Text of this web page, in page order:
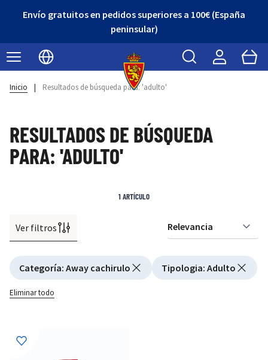
Envío gratuitos en pedidos superiores a 100€ (España
peninsular)
Seleccionar idioma
Buscar Cart
Inicio | Resultados de búsqueda para: 'adulto'
RESULTADOS DE BÚSQUEDA
PARA: 'ADULTO'
Ver filtros
Active filtering
Categoría: Away cachirulo Tipologia: Adulto
Eliminar todo
1ARTÍCULO